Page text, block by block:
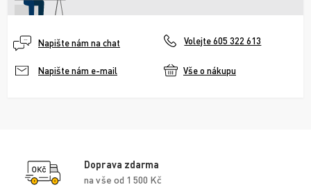
Napište nám na chat Volejte 605 322 613
Napište nám e-mail Vše o nákupu
Doprava zdarma
na vše od 1 500 Kč